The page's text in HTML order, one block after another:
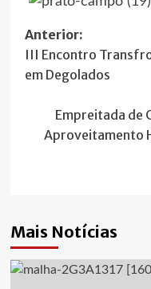
Navegação
de
artigos
Anterior:
III Encontro
em Degolados
Empreitada de
Aproveitamento
Mais Notícias